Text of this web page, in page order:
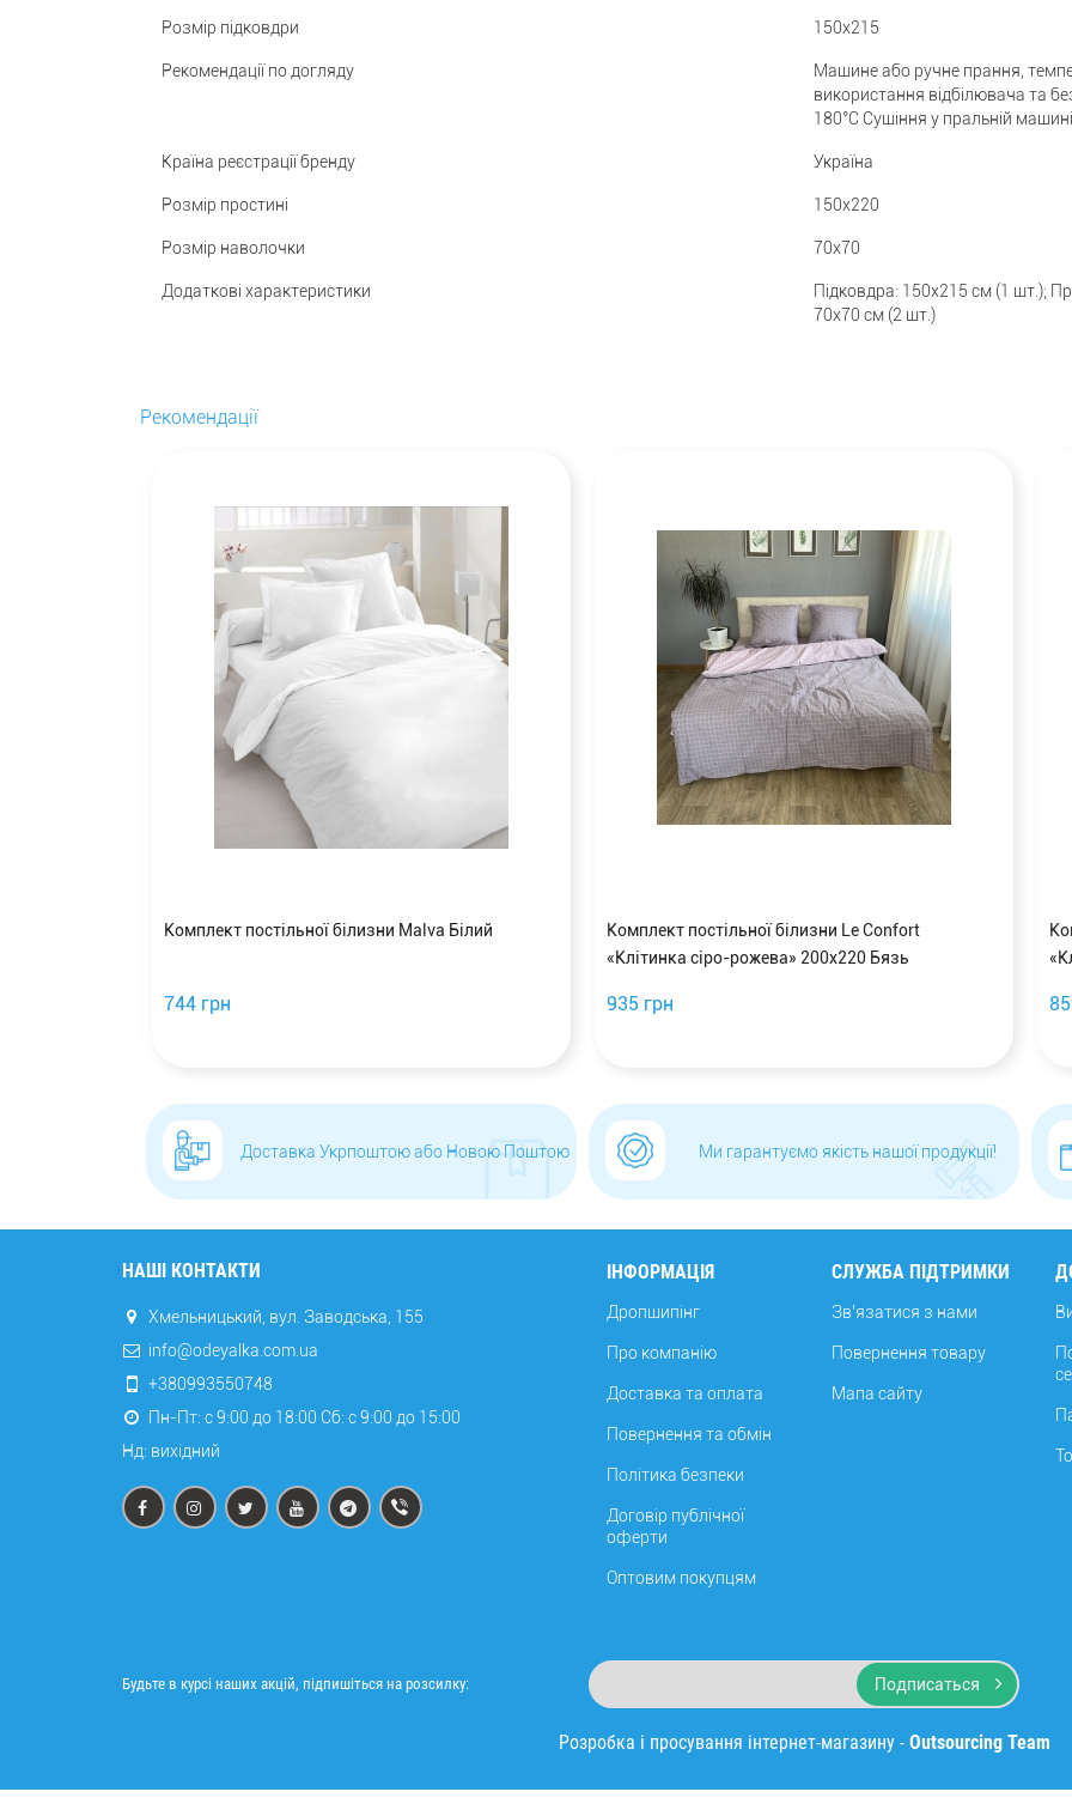
Розмір підковдри 150x215
Рекомендації по догляду
Машине або ручне прання,
використання відбілювача та
180°C Сушіння у пральній
Країна реєстрації бренду Україна
Розмір простині 150x220
Розмір наволочки 70x70
Додаткові характеристики
Підковдра: 150x215 см (1 шт.);
70x70 см (2 шт.)
Рекомендації
Комплект постільної білизни Malva Білий
744 грн
Комплект постільної білизни Le Confort
«Клітинка сіро-рожева» 200x220 Бязь
935 грн
Доставка Укрпоштою або Новою Поштою Ми гарантуємо якість нашої продукції!
НАШІ КОНТАКТИ
Хмельницький, вул. Заводська, 155
info@odeyalka.com.ua
+380993550748
Пн-Пт: с 9:00 до 18:00 Сб: c 9:00 до 15:00
Нд: вихідний
ІНФОРМАЦІЯ
Дропшипінг
Про компанію
Доставка та оплата
Повернення та обмін
Політика безпеки
Договір публічної
оферти
Оптовим покупцям
СЛУЖБА ПІДТРИМКИ
Зв’язатися з нами
Повернення товару
Мапа сайту
Будьте в курсі наших акцій, підпишіться на розсилку: Подписаться
Розробка і просування інтернет-магазину - Outsourcing Team